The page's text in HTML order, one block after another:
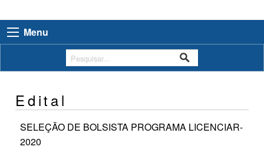
Menu
Edital
SELEÇÃO DE BOLSISTA PROGRAMA LICENCIAR-
2020